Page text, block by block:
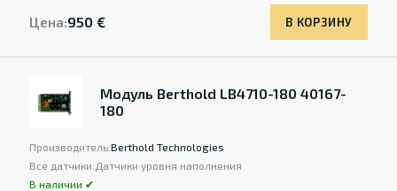
Цена:950 € В КОРЗИНУ
Модуль Berthold LB4710-180 40167-
180
Производитель:Berthold Technologies
Все датчики: Датчики уровня наполнения
В наличии ✔